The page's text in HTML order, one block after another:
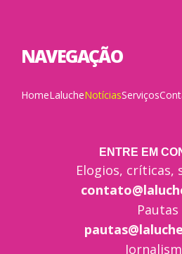
NAVEGAÇÃO
HomeLalucheNotíciasServiços
ENTRE EM
Elogios, críticas,
Pautas